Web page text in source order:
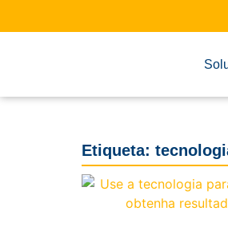
Etiqueta: